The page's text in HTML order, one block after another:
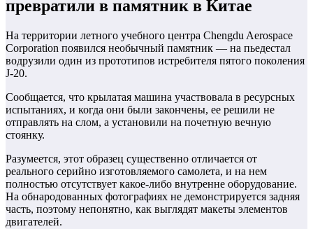
превратили в памятник в Китае
На территории летного учебного центра Chengdu Aerospace
Corporation появился необычный памятник — на пьедестал
водрузили один из прототипов истребителя пятого поколения
J-20.
Сообщается, что крылатая машина участвовала в ресурсных
испытаниях, и когда они были закончены, ее решили не
отправлять на слом, а установили на почетную вечную
стоянку.
Разумеется, этот образец существенно отличается от
реального серийно изготовляемого самолета, и на нем
полностью отсутствует какое-либо внутренне оборудование.
На обнародованных фотографиях не демонстрируется задняя
часть, поэтому непонятно, как выглядят макеты элементов
двигателей.